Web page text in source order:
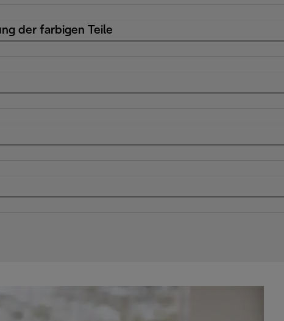
der farbigen Teile